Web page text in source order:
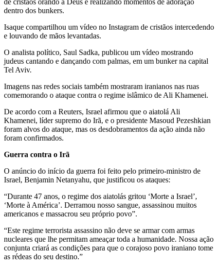
dentro dos bunkers.
Isaque compartilhou um vídeo no Instagram de cristãos intercedendo
e louvando de mãos levantadas.
O analista político, Saul Sadka, publicou um vídeo mostrando
judeus cantando e dançando com palmas, em um bunker na capital
Tel Aviv.
Imagens nas redes sociais também mostraram iranianos nas ruas
comemorando o ataque contra o regime islâmico de Ali Khamenei.
De acordo com a Reuters, Israel afirmou que o aiatolá Ali
Khamenei, líder supremo do Irã, e o presidente Masoud Pezeshkian
foram alvos do ataque, mas os desdobramentos da ação ainda não
foram confirmados.
Guerra contra o Irã
O anúncio do início da guerra foi feito pelo primeiro-ministro de
Israel, Benjamin Netanyahu, que justificou os ataques:
“Durante 47 anos, o regime dos aiatolás gritou ‘Morte a Israel’,
‘Morte à América’. Derramou nosso sangue, assassinou muitos
americanos e massacrou seu próprio povo”.
“Este regime terrorista assassino não deve se armar com armas
nucleares que lhe permitam ameaçar toda a humanidade. Nossa ação
conjunta criará as condições para que o corajoso povo iraniano tome
as rédeas do seu destino.”